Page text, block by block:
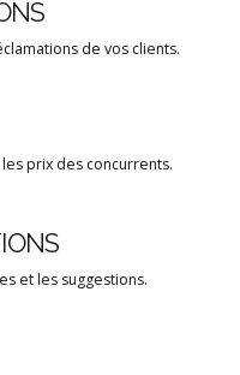
de vos clients.
prix des concurrents.
et les suggestions.